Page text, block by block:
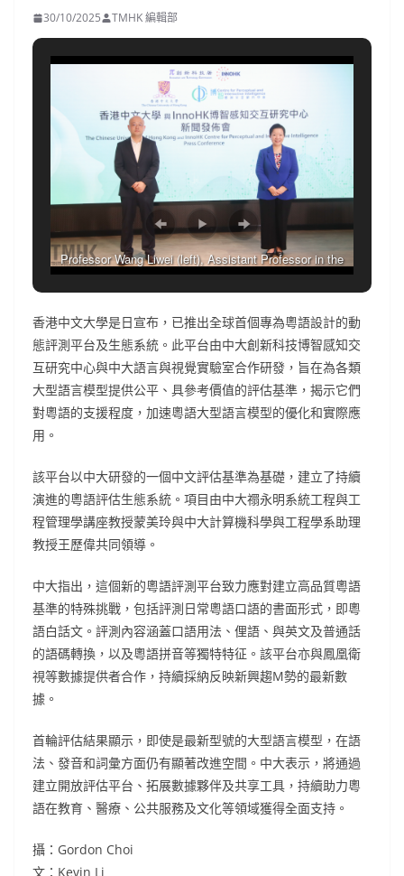
30/10/2025 TMHK 編輯部
Professor Wang Liwei (left), Assistant Professor in the
and Professor Helen Meng Mei-ling (right), Patrick Huen
Wing Ming Professor of Systems Engineering and
Engineering Management and Director of CPII take group
photo before the start of press conference on October 30,
2025 in Hong Kong.
香港中文大學是日宣布，已推出全球首個專為粵語設計的動
態評測平台及生態系統。此平台由中大創新科技博智感知交
互研究中心與中大語言與視覺實驗室合作研發，旨在為各類
大型語言模型提供公平、具參考價值的評估基準，揭示它們
對粵語的支援程度，加速粵語大型語言模型的優化和實際應
用。
該平台以中大研發的一個中文評估基準為基礎，建立了持續
演進的粵語評估生態系統。項目由中大禤永明系統工程與工
程管理學講座教授蒙美玲與中大計算機科學與工程學系助理
教授王歷偉共同領導。
中大指出，這個新的粵語評測平台致力應對建立高品質粵語
基準的特殊挑戰，包括評測日常粵語口語的書面形式，即粵
語白話文。評測內容涵蓋口語用法、俚語、與英文及普通話
的語碼轉換，以及粵語拼音等獨特特征。該平台亦與鳳凰衛
視等數據提供者合作，持續採納反映新興趨M勢的最新數
據。
首輪評估結果顯示，即使是最新型號的大型語言模型，在語
法、發音和詞彙方面仍有顯著改進空間。中大表示，將通過
建立開放評估平台、拓展數據夥伴及共享工具，持續助力粵
語在教育、醫療、公共服務及文化等領域獲得全面支持。
攝：Gordon Choi
文：Kevin Li